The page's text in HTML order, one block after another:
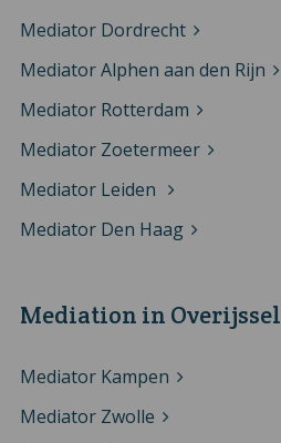
Mediation in Overijssel
Mediator Kampen
Mediator Zwolle
Mediator Dordrecht
Mediator Alphen aan den Rijn
Mediator Rotterdam
Mediator Zoetermeer
Mediator Leiden
Mediator Den Haag